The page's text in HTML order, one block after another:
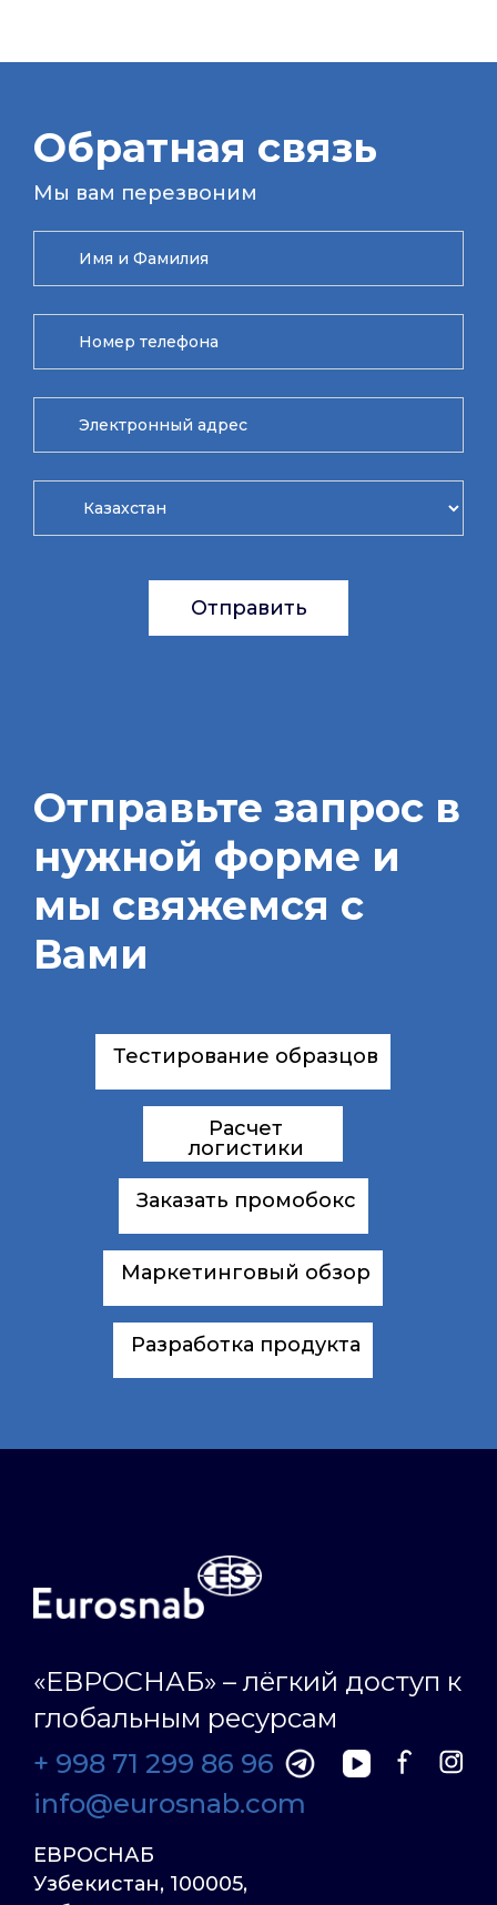
Обратная связь
Мы вам перезвоним
Отправить
Отправьте запрос в
нужной форме и
мы свяжемся с
Вами
Тестирование образцов
Расчет
логистики
Заказать промобокс
Маркетинговый обзор
Разработка продукта
«ЕВРОСНАБ» – лёгкий доступ к
глобальным ресурсам
+ 998 71 299 86 96
info@eurosnab.com
ЕВРОСНАБ
Узбекистан, 100005,